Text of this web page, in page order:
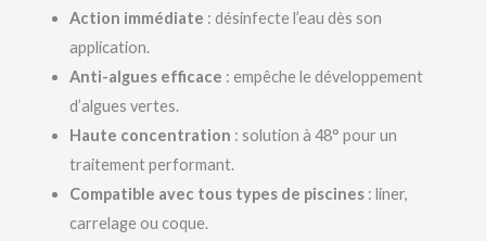
Action immédiate : désinfecte l’eau dès son
application.
Anti-algues efficace : empêche le développement
d’algues vertes.
Haute concentration : solution à 48° pour un
traitement performant.
Compatible avec tous types de piscines: liner,
carrelage ou coque.